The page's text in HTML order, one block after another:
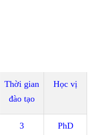
Thời gian
đào tạo
Học vị
3 PhD